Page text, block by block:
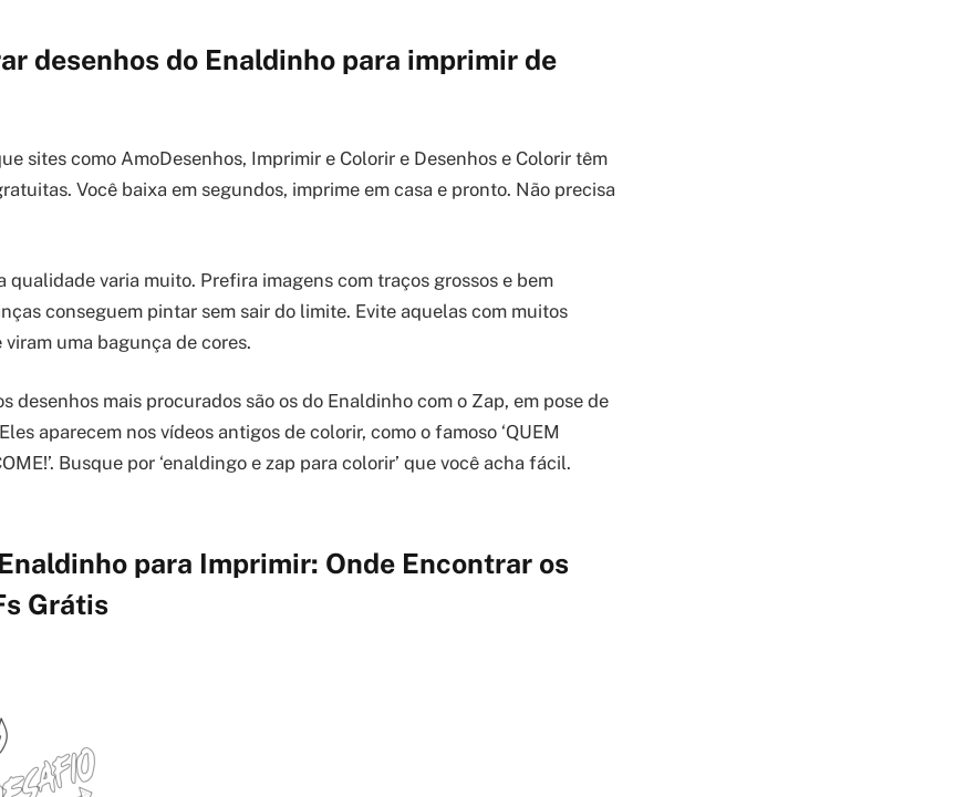
desenhos do Enaldinho para imprimir de
sites como AmoDesenhos, Imprimir e Colorir e Desenhos e Colorir têm
Você baixa em segundos, imprime em casa e pronto. Não precisa
qualidade varia muito. Prefira imagens com traços grossos e bem
conseguem pintar sem sair do limite. Evite aquelas com muitos
uma bagunça de cores.
desenhos mais procurados são os do Enaldinho com o Zap, em pose de
aparecem nos vídeos antigos de colorir, como o famoso ‘QUEM
Busque por ‘enaldingo e zap para colorir’ que você acha fácil.
para Imprimir: Onde Encontrar os
Grátis